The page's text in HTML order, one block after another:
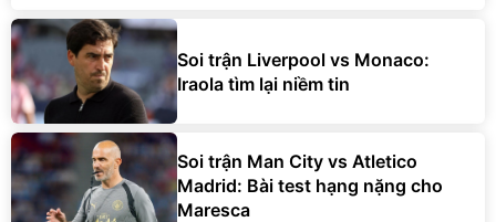
Soi trận Liverpool vs Monaco:
Iraola tìm lại niềm tin
Soi trận Man City vs Atletico
Madrid: Bài test hạng nặng cho
Maresca